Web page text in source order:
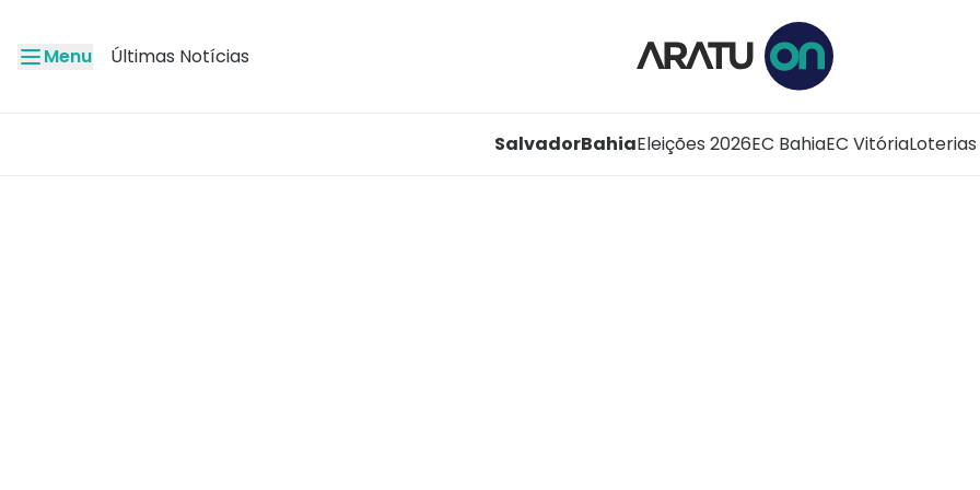
Menu Últimas Notícias
SalvadorBahiaEleições 2026EC BahiaEC VitóriaLoterias